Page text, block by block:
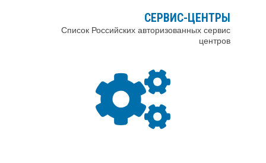
СЕРВИС-ЦЕНТРЫ
Список Российских авторизованных сервис
центров